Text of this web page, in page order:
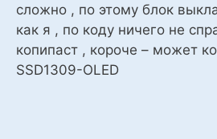
сложно , по этому блок
как я , по коду ничего не
копипаст , короче – может
SSD1309-OLED